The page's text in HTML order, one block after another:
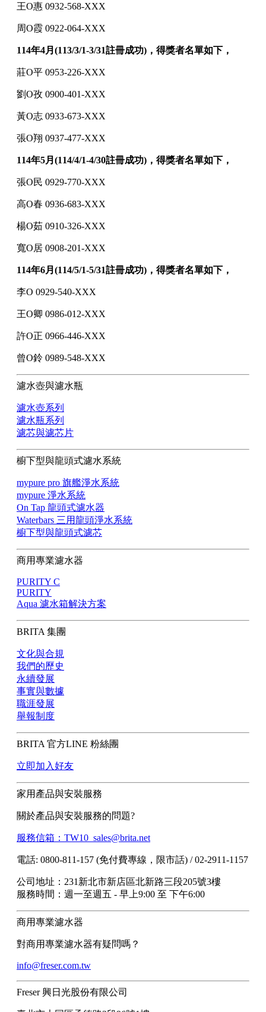
王O惠 0932-568-XXX
周O霞 0922-064-XXX
114年4月(113/3/1-3/31註冊成功)，得獎者名單如下，
莊O平 0953-226-XXX
劉O孜 0900-401-XXX
黃O志 0933-673-XXX
張O翔 0937-477-XXX
114年5月(114/4/1-4/30註冊成功)，得獎者名單如下，
張O民 0929-770-XXX
高O春 0936-683-XXX
楊O茹 0910-326-XXX
寬O居 0908-201-XXX
114年6月(114/5/1-5/31註冊成功)，得獎者名單如下，
李O 0929-540-XXX
王O卿 0986-012-XXX
許O正 0966-446-XXX
曾O鈴 0989-548-XXX
濾水壺與濾水瓶
濾水壺系列
濾水瓶系列
濾芯與濾芯片
櫥下型與龍頭式濾水系統
mypure pro 旗艦淨水系統
mypure 淨水系統
On Tap 龍頭式濾水器
Waterbars 三用龍頭淨水系統
櫥下型與龍頭式濾芯
商用專業濾水器
PURITY C
PURITY
Aqua 濾水箱解決方案
BRITA 集團
文化與合規
我們的歷史
永續發展
事實與數據
職涯發展
舉報制度
BRITA 官方LINE 粉絲團
立即加入好友
家用產品與安裝服務
關於產品與安裝服務的問題?
服務信箱：TW10_sales@brita.net
電話: 0800-811-157 (免付費專線，限市話) / 02-2911-1157
公司地址：231新北市新店區北新路三段205號3樓
服務時間：週一至週五 - 早上9:00 至 下午6:00
商用專業濾水器
對商用專業濾水器有疑問嗎？
info@freser.com.tw
Freser 興日光股份有限公司